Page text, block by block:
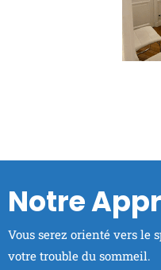
Notre
Vous serez orienté vers le
votre trouble du sommeil.